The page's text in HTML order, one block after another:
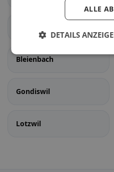
Bleienbach
Gondiswil
Lotzwil
ALLE
DETAILS